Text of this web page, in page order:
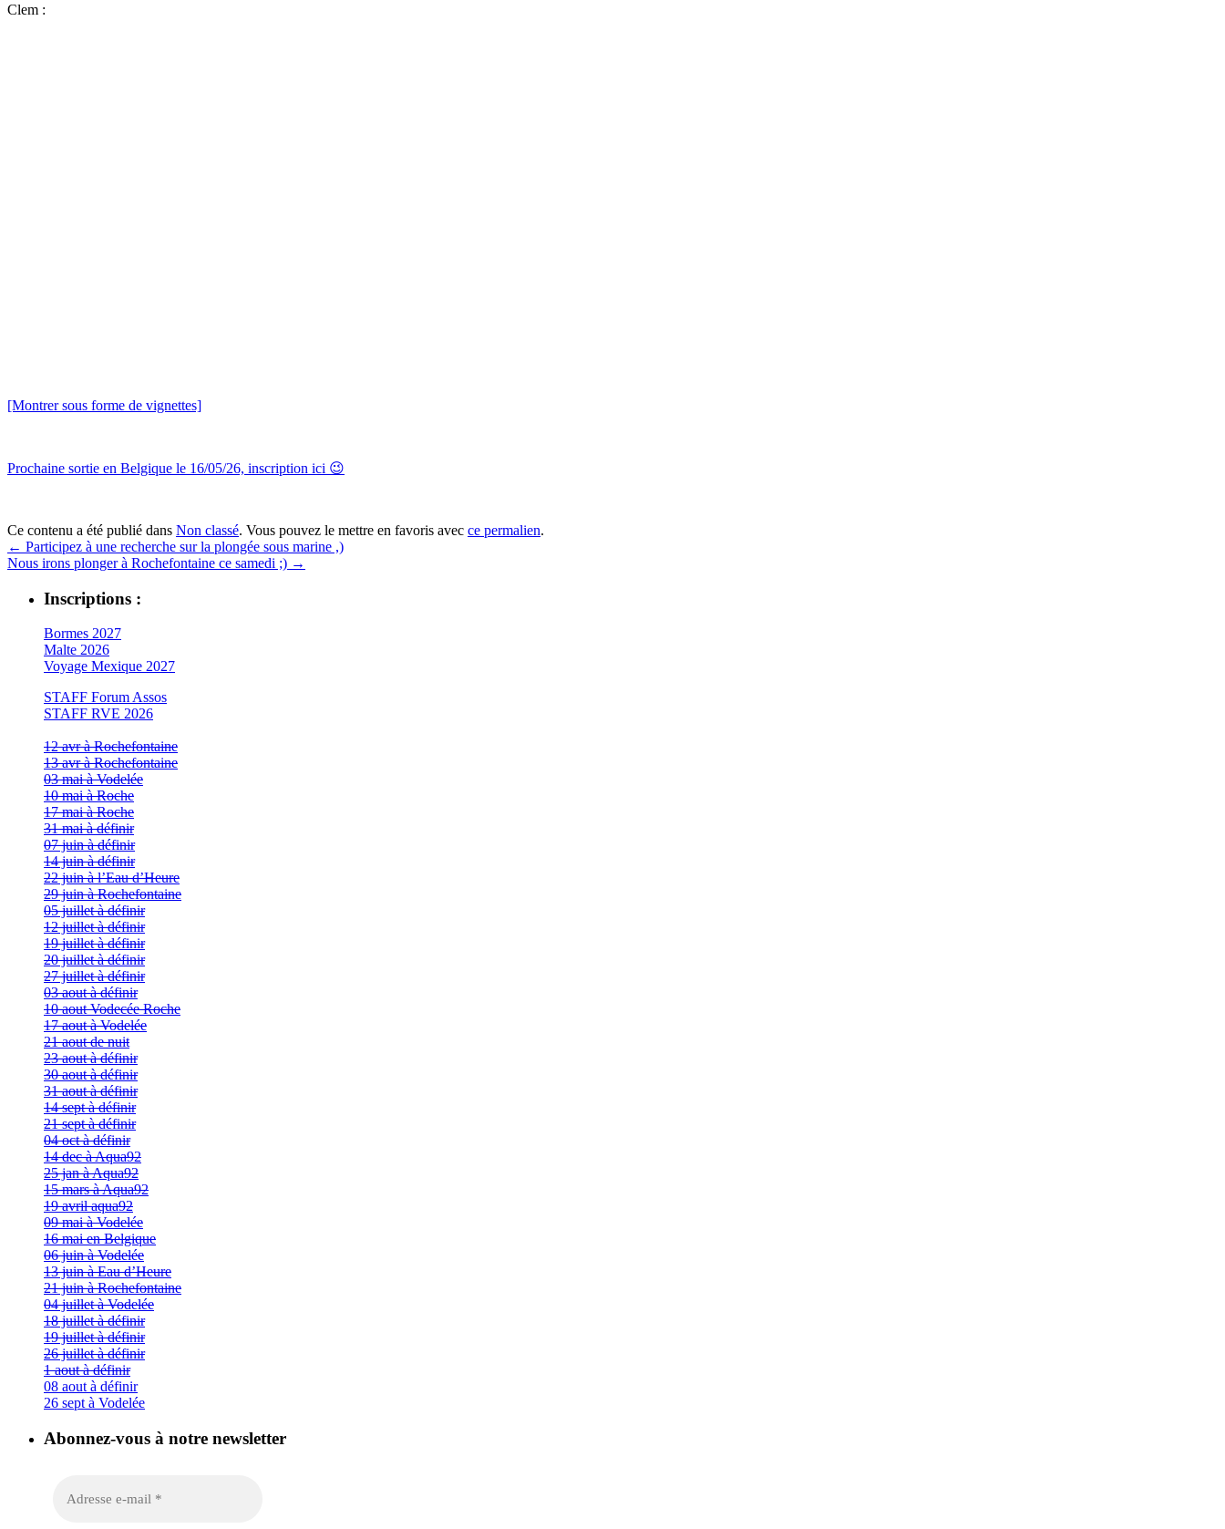
Clem :
[Montrer sous forme de vignettes]
Prochaine sortie en Belgique le 16/05/26, inscription ici 😉
Ce contenu a été publié dans Non classé. Vous pouvez le mettre en favoris avec ce permalien.
← Participez à une recherche sur la plongée sous marine ,)
Nous irons plonger à Rochefontaine ce samedi ;) →
Inscriptions :
Bormes 2027
Malte 2026
Voyage Mexique 2027
STAFF Forum Assos
STAFF RVE 2026
12 avr à Rochefontaine
13 avr à Rochefontaine
03 mai à Vodelée
10 mai à Roche
17 mai à Roche
31 mai à définir
07 juin à définir
14 juin à définir
22 juin à l’Eau d’Heure
29 juin à Rochefontaine
05 juillet à définir
12 juillet à définir
19 juillet à définir
20 juillet à définir
27 juillet à définir
03 aout à définir
10 aout Vodecée Roche
17 aout à Vodelée
21 aout de nuit
23 aout à définir
30 aout à définir
31 aout à définir
14 sept à définir
21 sept à définir
04 oct à définir
14 dec à Aqua92
25 jan à Aqua92
15 mars à Aqua92
19 avril aqua92
09 mai à Vodelée
16 mai en Belgique
06 juin à Vodelée
13 juin à Eau d’Heure
21 juin à Rochefontaine
04 juillet à Vodelée
18 juillet à définir
19 juillet à définir
26 juillet à définir
1 aout à définir
08 aout à définir
26 sept à Vodelée
Abonnez-vous à notre newsletter